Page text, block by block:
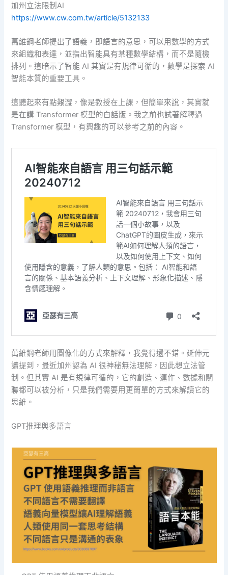
加州立法限制AI
https://www.cw.com.tw/article/5132133
萬維鋼老師提出了語義，即語言的意思，可以用數學的方式
來組織和表達，並指出智能具有某種數學結構，而不是隨機
排列。這暗示了智能 AI 其實是有規律可循的，數學是探索 AI
智能本質的重要工具。
這聽起來有點艱澀，像是教授在上課，但簡單來說，其實就
是在講 Transformer 模型的白話版。我之前也試著解釋過
Transformer 模型，有興趣的可以參考之前的內容。
萬維鋼老師用圖像化的方式來解釋，我覺得還不錯。延伸元
讀提到，最近加州認為 AI 很神秘無法理解，因此想立法管
制。但其實 AI 是有規律可循的，它的創造、運作、數據和關
聯都可以被分析，只是我們需要用更簡單的方式來解讀它的
思維。
GPT推理與多語言